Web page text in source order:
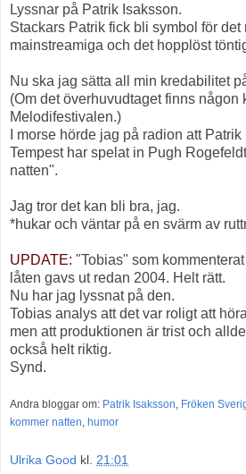
Lyssnar på Patrik Isaksson.
Stackars Patrik fick bli symbol för det
mainstreamiga och det hopplöst
Nu ska jag sätta all min kredabilitet
(Om det överhuvudtaget finns någon
Melodifestivalen.)
I morse hörde jag på radion att
Tempest har spelat in Pugh
natten".
Jag tror det kan bli bra, jag.
*hukar och väntar på en svärm av
UPDATE: "Tobias" som
låten gavs ut redan 2004. Helt rätt.
Nu har jag lyssnat på den.
Tobias analys att det var roligt att
men att produktionen är trist och
också helt riktig.
Synd.
Andra bloggar om: Patrik Isaksson, Fröken
kommer natten, humor
Ulrika Good kl. 21:01